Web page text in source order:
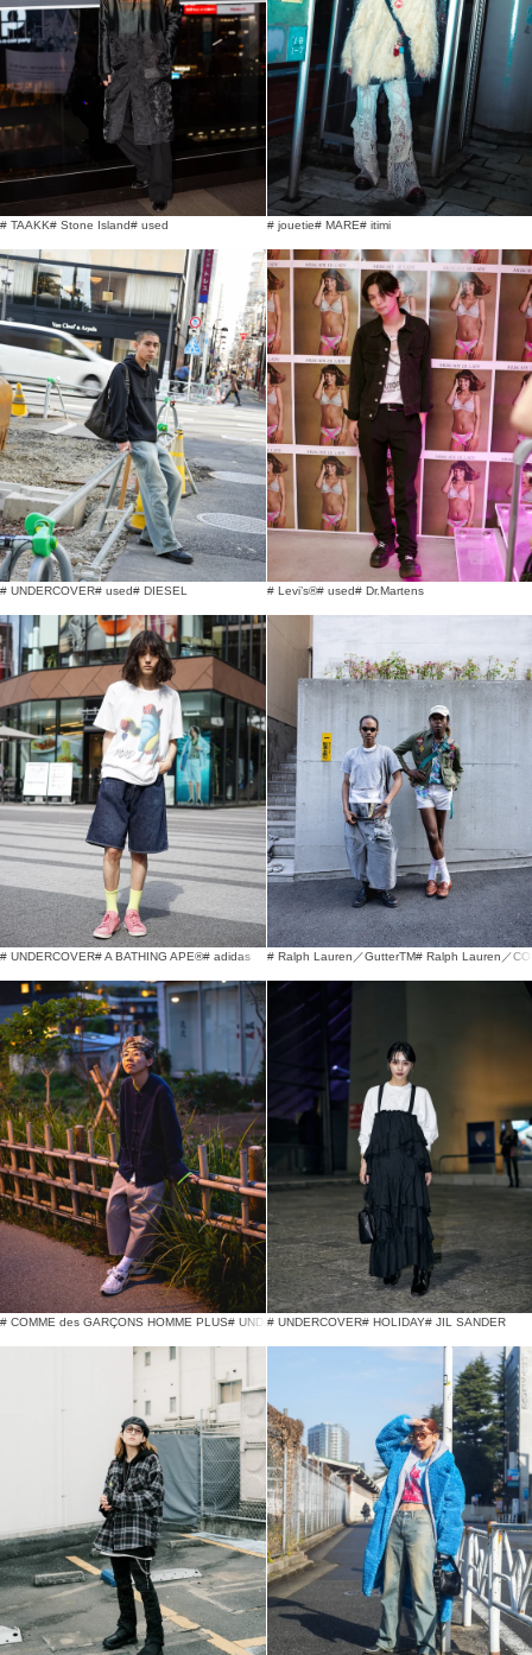
# TAAKK# Stone Island# used # jouetie# MARE# itimi
# UNDERCOVER# used# DIESEL # Levi’s®# used# Dr.Martens
# UNDERCOVER# A BATHING APE®︎# adidas # Ralph Lauren／GutterTM# Ralph Lauren／
# COMME des GARÇONS HOMME PLUS# UNDERCOVER# New Balance
# UNDERCOVER# HOLIDAY# JIL SANDER